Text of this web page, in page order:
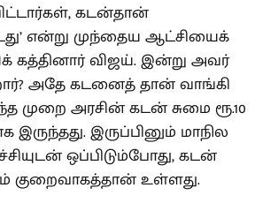
கடன்தான்
என்று முந்தைய ஆட்சியைக்
கத்தினார் விஜய். இன்று அவர்
அதே கடனைத் தான் வாங்கி
முறை அரசின் கடன் சுமை ரூ.10
இருந்தது. இருப்பினும் மாநில
ஒப்பிடும்போது, கடன்
குறைவாகத்தான் உள்ளது.